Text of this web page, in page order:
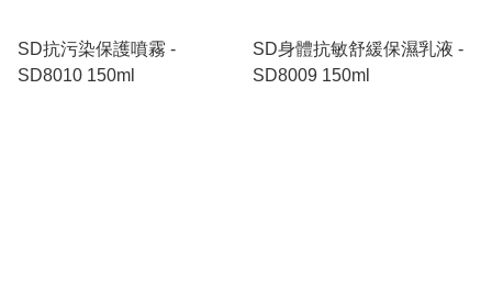
SD抗污染保護噴霧 -
SD8010 150ml
SD身體抗敏舒緩保濕乳液 -
SD8009 150ml